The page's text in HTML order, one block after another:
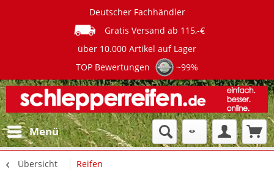
Deutscher Fachhändler
Gratis Versand ab 115,-€
über 10.000 Artikel auf Lager
TOP Bewertungen
~99%
Menü
Übersicht Reifen